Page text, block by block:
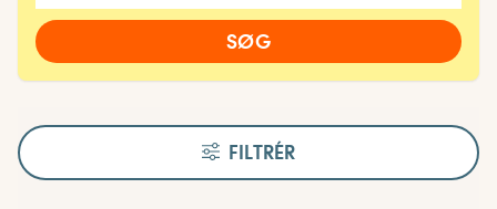
SØG
FILTRÉR